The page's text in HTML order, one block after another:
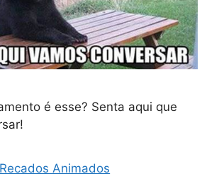
é esse? Senta aqui que
Recados Animados